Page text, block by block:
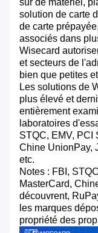
sûr de matériel,
solution de carte
de carte
associés dans
Wisecard
et secteurs de
bien que petites
Les solutions de
plus élevé et
entièrement
laboratoires
STQC, EMV, PCI
Chine UnionPay,
etc.
Notes : FBI,
MasterCard,
découvrent,
les marques
propriété des